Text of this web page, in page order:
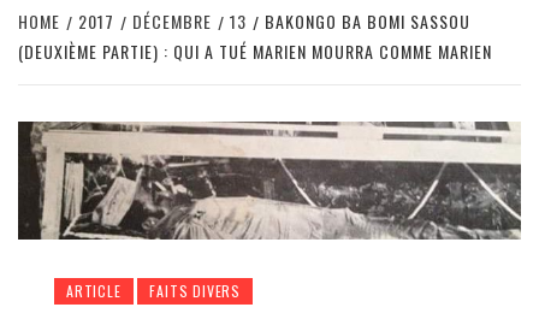
HOME 2017 DÉCEMBRE 13
BAKONGO BA BOMI SASSOU
(DEUXIÈME PARTIE) : QUI A TUÉ MARIEN MOURRA COMME MARIEN
ARTICLE FAITS DIVERS